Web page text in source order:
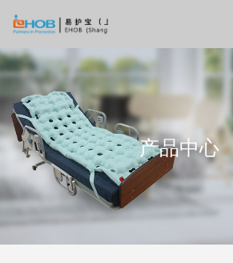
产品中心